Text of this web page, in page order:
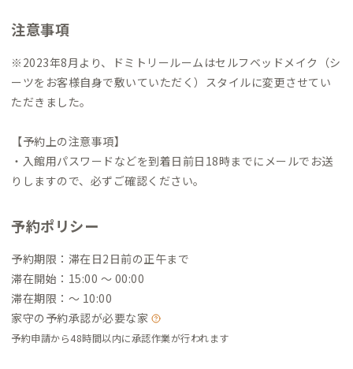
注意事項
※2023年8月より、ドミトリールームはセルフベッドメイク（シ
ーツをお客様自身で敷いていただく）スタイルに変更させてい
ただきました。
【予約上の注意事項】
・入館用パスワードなどを到着日前日18時までにメールでお送
りしますので、必ずご確認ください。
予約ポリシー
予約期限：滞在日2日前の正午まで
滞在開始：15:00 〜 00:00
滞在期限：〜 10:00
家守の予約承認が必要な家
予約申請から48時間以内に承認作業が行われます